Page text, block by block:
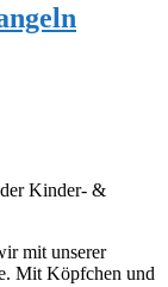
der Kinder- &
mit unserer
Mit Köpfchen und